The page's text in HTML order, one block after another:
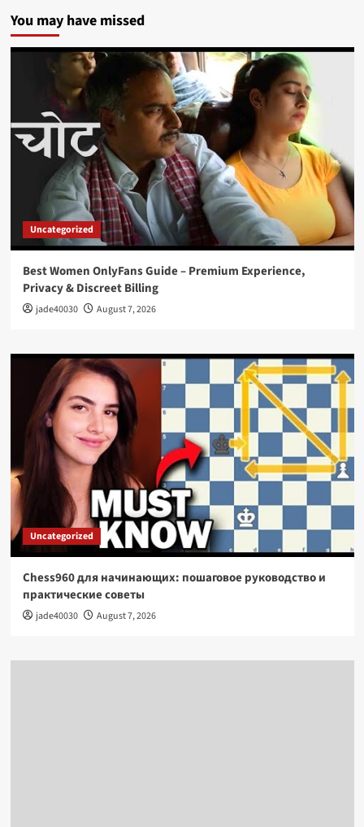
You may have missed
Uncategorized
Best Women OnlyFans Guide – Premium Experience,
Privacy & Discreet Billing
jade40030 August 7, 2026
Uncategorized
Chess960 для начинающих: пошаговое руководство и
практические советы
jade40030 August 7, 2026